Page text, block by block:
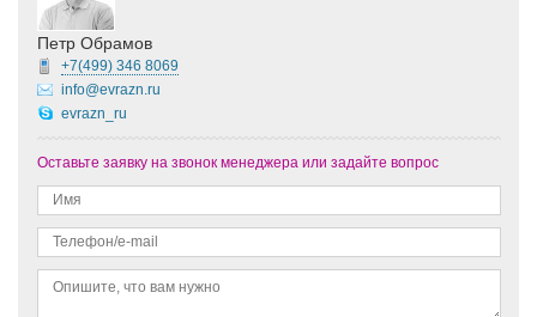
Петр Обрамов
+7(499) 346 8069
info@evrazn.ru
evrazn_ru
Оставьте заявку на звонок менеджера или задайте вопрос